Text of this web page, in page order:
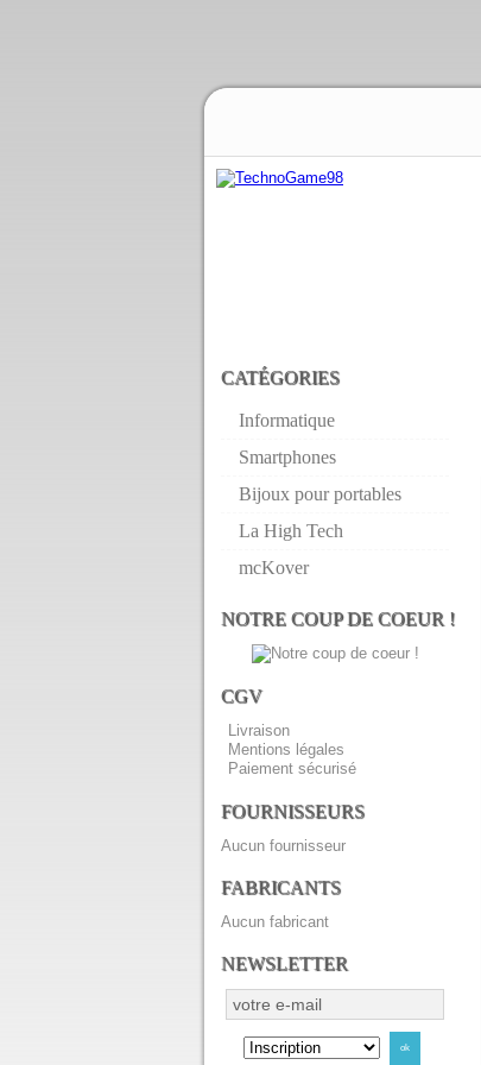
CATÉGORIES
Informatique
Smartphones
Bijoux pour portables
La High Tech
mcKover
NOTRE COUP DE COEUR !
CGV
Livraison
Mentions légales
Paiement sécurisé
FOURNISSEURS
Aucun fournisseur
FABRICANTS
Aucun fabricant
NEWSLETTER